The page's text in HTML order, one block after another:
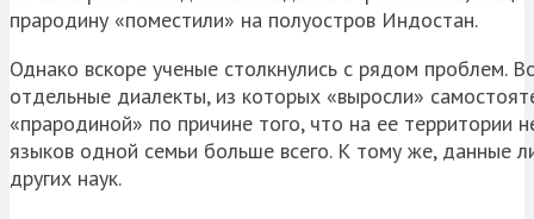
прародину «поместили» на полуостров Индостан.
Однако вскоре ученые столкнулись с рядом проблем.
отдельные диалекты, из которых «выросли»
«прародиной» по причине того, что на ее территории
языков одной семьи больше всего. К тому же, данные
других наук.